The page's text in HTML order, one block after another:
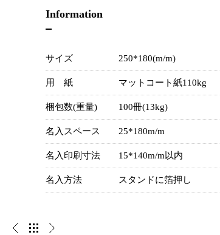
Information
サイズ 250*180(m/m)
用 紙 マットコート紙110kg
梱包数(重量) 100冊(13kg)
名入スペース 25*180m/m
名入印刷寸法 15*140m/m以内
名入方法 スタンドに箔押し